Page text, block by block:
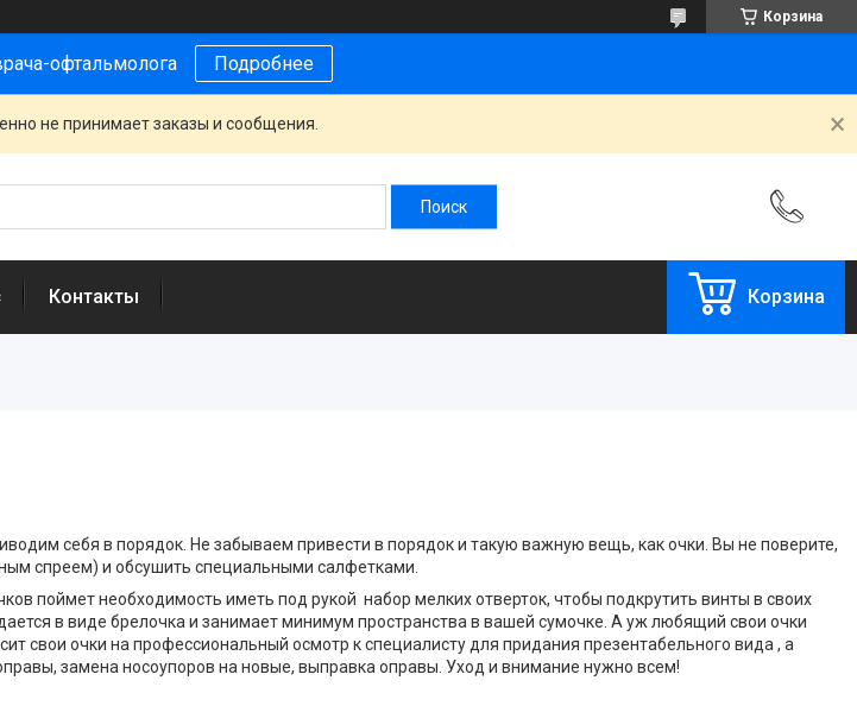
Корзина
офтальмолога Подробнее
не принимает заказы и сообщения.
Контакты Корзина
себя в порядок. Не забываем привести в порядок и такую важную вещь, как очки. Вы не поверите,
спреем) и обсушить специальными салфетками.
поймет необходимость иметь под рукой набор мелких отверток, чтобы подкрутить винты в своих
в виде брелочка и занимает минимум пространства в вашей сумочке. А уж любящий свои очки
свои очки на профессиональный осмотр к специалисту для придания презентабельного вида , а
замена носоупоров на новые, выправка оправы. Уход и внимание нужно всем!